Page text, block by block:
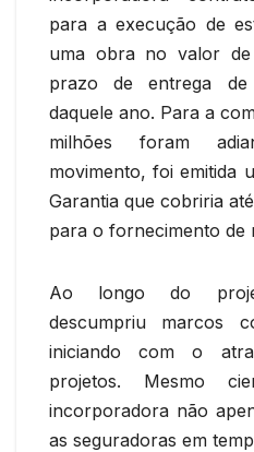
para a execução de
uma obra no valor
prazo de entrega
daquele ano. Para a
milhões foram
movimento, foi emitida
Garantia que cobriria
para o fornecimento de
Ao longo do
descumpriu marcos
iniciando com o
projetos. Mesmo
incorporadora não
as seguradoras em